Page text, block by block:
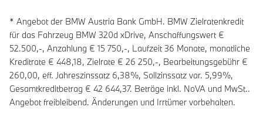
* Angebot der BMW Austria Bank GmbH. BMW Zielratenkredit
für das Fahrzeug BMW 320d xDrive, Anschaffungswert €
52.500,-, Anzahlung € 15 750,-, Laufzeit36 Monate, monatliche
Kreditrate € 448,18, Zielrate € 26 250,-, Bearbeitungsgebühr €
260,00, eff. Jahreszinssatz 6,38%, Sollzinssatz var. 5,99%,
Gesamtkreditbetrag € 42 644,37. Beträge inkl. NoVA und MwSt..
Angebot freibleibend. Änderungen und Irrtümer vorbehalten.